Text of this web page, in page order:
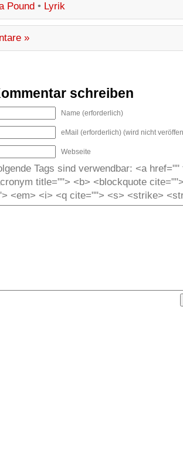
Pound • Lyrik
»
schreiben
Name (erforderlich)
eMail (erforderlich) (wird nicht
Webseite
Tags sind verwendbar: <a
title=""> <b> <blockquote
<em> <i> <q cite=""> <s> <strike>